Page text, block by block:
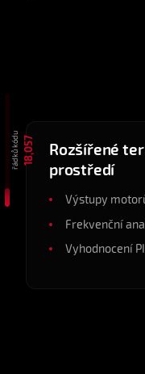
Rozšířené
prostředí
Výstupy
Frekvenční
Vyhodnocení
18,057
řádků kódu